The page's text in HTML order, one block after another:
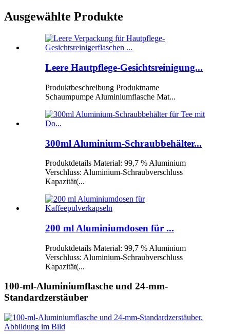
Ausgewählte Produkte
Leere Hautpflege-Gesichtsreinigung...
Produktbeschreibung Produktname
Schaumpumpe Aluminiumflasche Mat...
300ml Aluminium-Schraubbehälter...
Produktdetails Material: 99,7 % Aluminium
Verschluss: Aluminium-Schraubverschluss
Kapazität(...
200 ml Aluminiumdosen für ...
Produktdetails Material: 99,7 % Aluminium
Verschluss: Aluminium-Schraubverschluss
Kapazität(...
100-ml-Aluminiumflasche und 24-mm-
Standardzerstäuber